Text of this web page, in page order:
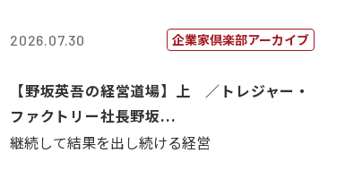
2026.07.30 企業家倶楽部アーカイブ
【野坂英吾の経営道場】上 ／トレジャー・
ファクトリー社長野坂...
継続して結果を出し続ける経営